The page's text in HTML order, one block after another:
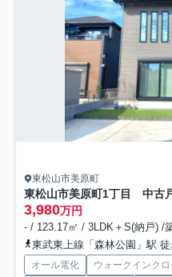
東松山市美原町
東松山市美原町1丁目 中古
3,980万円
- / 123.17㎡ / 3LDK＋S(納戸) /
東武東上線「森林公園」駅
オール電化 ウォークインクロ